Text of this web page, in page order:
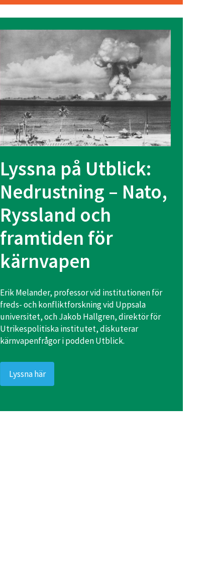
Lyssna på Utblick:
Nedrustning – Nato,
Ryssland och
framtiden för
kärnvapen
Erik Melander, professor vid institutionen för
freds- och konfliktforskning vid Uppsala
universitet, och Jakob Hallgren, direktör för
Utrikespolitiska institutet, diskuterar
kärnvapenfrågor i podden Utblick.
Lyssna här